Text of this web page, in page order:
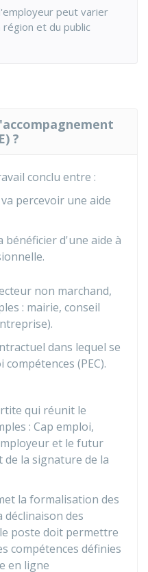
peut varier
et du public
?
conclu entre :
percevoir une aide
bénéficier d'une aide à
non marchand,
: mairie, conseil
dans lequel se
(PEC).
qui réunit le
: Cap emploi,
et le futur
la signature de la
la formalisation des
des
poste doit permettre
compétences définies
en ligne